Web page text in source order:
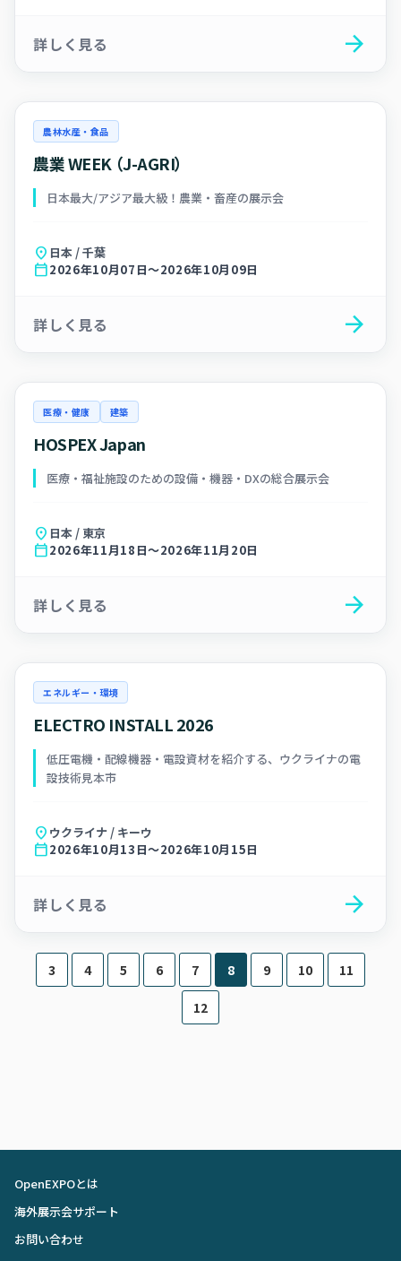
詳しく見る arrow_forward
農林水産・食品
農業 WEEK （J-AGRI）
日本最大/アジア最大級！農業・畜産の展示会
location_on 日本 / 千葉
calendar_today2026年10月07日～2026年10月09日
詳しく見る arrow_forward
医療・健康 建築
HOSPEX Japan
医療・福祉施設のための設備・機器・DXの総合展示会
location_on 日本 / 東京
calendar_today2026年11月18日～2026年11月20日
詳しく見る arrow_forward
エネルギー・環境
ELECTRO INSTALL 2026
低圧電機・配線機器・電設資材を紹介する、ウクライナの電
設技術見本市
location_on ウクライナ / キーウ
calendar_today2026年10月13日～2026年10月15日
詳しく見る arrow_forward
3 4 5 6 7 8 9 10 11
12
OpenEXPOとは
海外展示会サポート
お問い合わせ